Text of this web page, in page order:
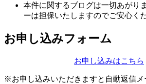
本件に関するブログは一切あがり
ーは担保いたしますのでご安心く
お申し込みフォーム
お申し込みはこちら
※お申し込みいただきますと自動返信